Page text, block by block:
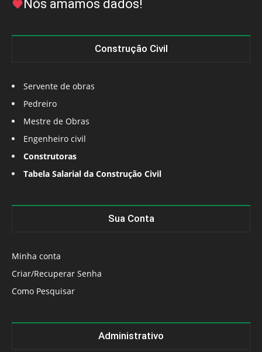
Nós amamos dados!
Construção Civil
Servente de obras
Pedreiro
Mestre de Obras
Engenheiro civil
Construtoras
Tabela Salarial da Construção Civil
Sua Conta
Minha conta
Criar/Recuperar Senha
Como Pesquisar
Administrativo